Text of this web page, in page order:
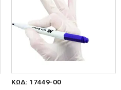
ΚΩΔ: 17449-00